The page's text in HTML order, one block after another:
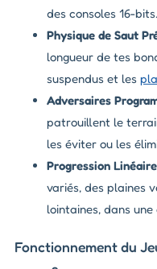
des consoles 16-bits.
Physique de Saut
longueur de tes
suspendus et les
Adversaires
patrouillent le
les éviter ou les
Progression
variés, des plaines
lointaines, dans
Fonctionnement du